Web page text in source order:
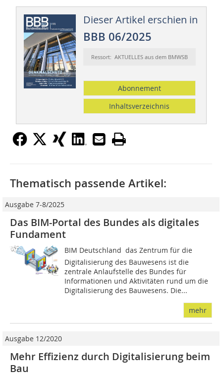
Dieser Artikel erschien in
BBB 06/2025
Ressort: AKTUELLES aus dem BMWSB
Abonnement
Inhaltsverzeichnis
Thematisch passende Artikel:
Ausgabe 7-8/2025
Das BIM-Portal des Bundes als digitales
Fundament
BIM Deutschland  das Zentrum für die
Digitalisierung des Bauwesens ist die
zentrale Anlaufstelle des Bundes für
Informationen und Aktivitäten rund um die
Digitalisierung des Bauwesens. Die...
mehr
Ausgabe 12/2020
Mehr Effizienz durch Digitalisierung beim
Bau